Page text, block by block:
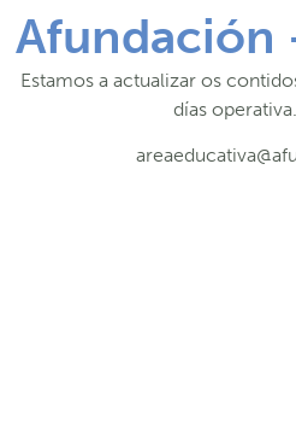
Afundación
Estamos a actualizar os
días